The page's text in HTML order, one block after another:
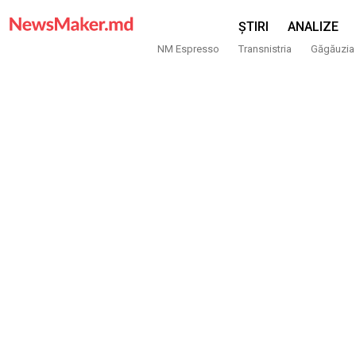
ȘTIRI ANALIZE
NM Espresso Transnistria Găgăuzia